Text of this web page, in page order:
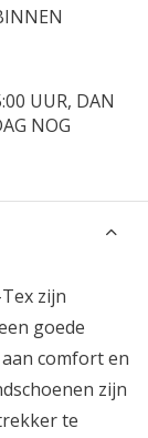
UUR, DAN
NOG
zijn
goede
comfort en
zijn
te